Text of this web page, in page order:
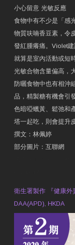
小心留意 光敏反應
食物中有不少是「感
物質呋喃香豆素，令
發紅腫癢痛。Violet
就算是室內活動或短
光敏合物含量偏高，
防曬食物中也有相沖
品，精製糖有機會引
色暗啞蠟黃、鬆弛和
塔一起吃，則會提升
撰文：林佩婷
部分圖片：互聯網
衛生署製作 『健康外
DAA(APD), HKDA